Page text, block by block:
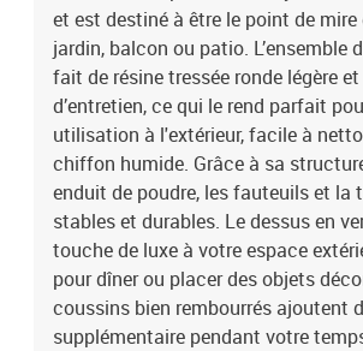
et est destiné à être le point de mire
jardin, balcon ou patio. L’ensemble
fait de résine tressée ronde légère
d’entretien, ce qui le rend parfait
utilisation à l'extérieur, facile à
chiffon humide. Grâce à sa
enduit de poudre, les fauteuils et la
stables et durables. Le dessus en
touche de luxe à votre espace
pour dîner ou placer des objets
coussins bien rembourrés ajoutent
supplémentaire pendant votre